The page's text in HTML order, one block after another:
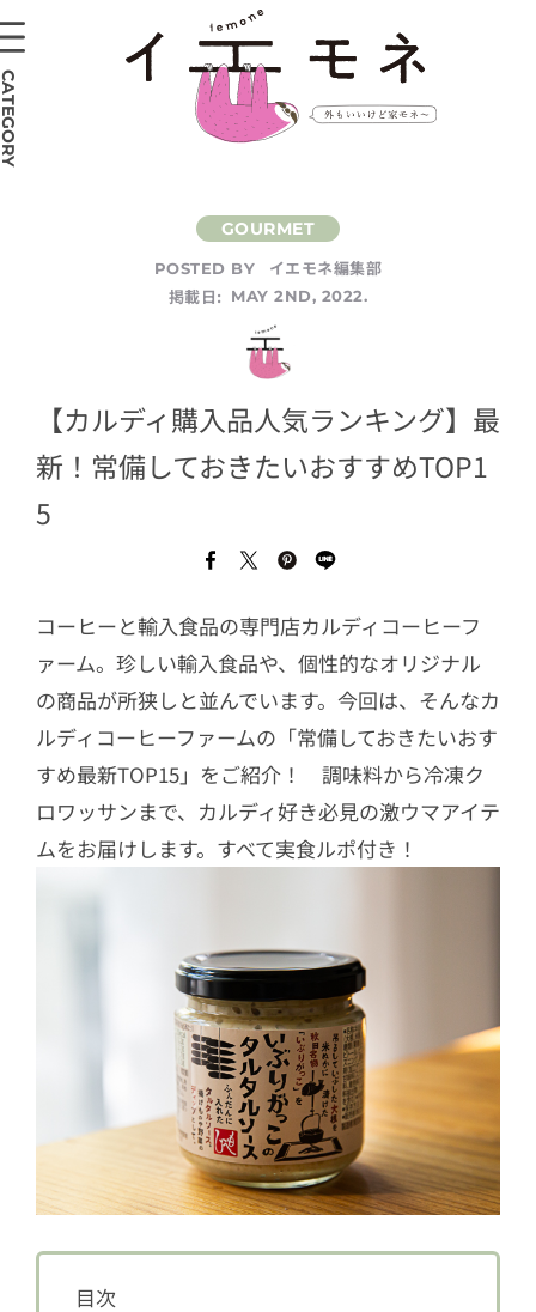
POSTED BY
イエモネ編集部
掲載日:
MAY 2ND, 2022.
【カルディ購入品人気ランキング】最
新！常備しておきたいおすすめTOP1
5
コーヒーと輸入食品の専門店カルディコーヒーフ
ァーム。珍しい輸入食品や、個性的なオリジナル
の商品が所狭しと並んでいます。今回は、そんなカ
ルディコーヒーファームの「常備しておきたいおす
すめ最新TOP15」をご紹介！ 調味料から冷凍ク
ロワッサンまで、カルディ好き必見の激ウマアイテ
ムをお届けします。すべて実食ルポ付き！
目次